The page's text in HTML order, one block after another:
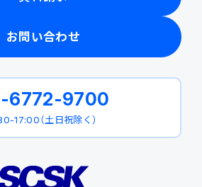
お問い合わせ
6772-9700
17:00（土日祝除く）